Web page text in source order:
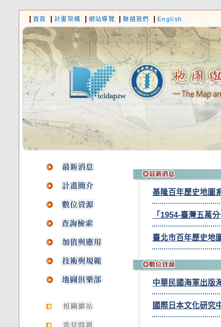
首頁 計畫架構 網站導覽 聯絡我們 English
基隆百年歷史地圖
「1954-臺灣五萬
臺北市百年歷史地
中華民國海軍出版
國際日本文化研究